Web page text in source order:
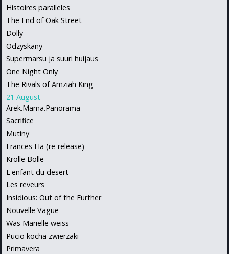
Histoires paralleles
The End of Oak Street
Dolly
Odzyskany
Supermarsu ja suuri huijaus
One Night Only
The Rivals of Amziah King
21 August
Arek.Mama.Panorama
Sacrifice
Mutiny
Frances Ha (re-release)
Krolle Bolle
L'enfant du desert
Les reveurs
Insidious: Out of the Further
Nouvelle Vague
Was Marielle weiss
Pucio kocha zwierzaki
Primavera